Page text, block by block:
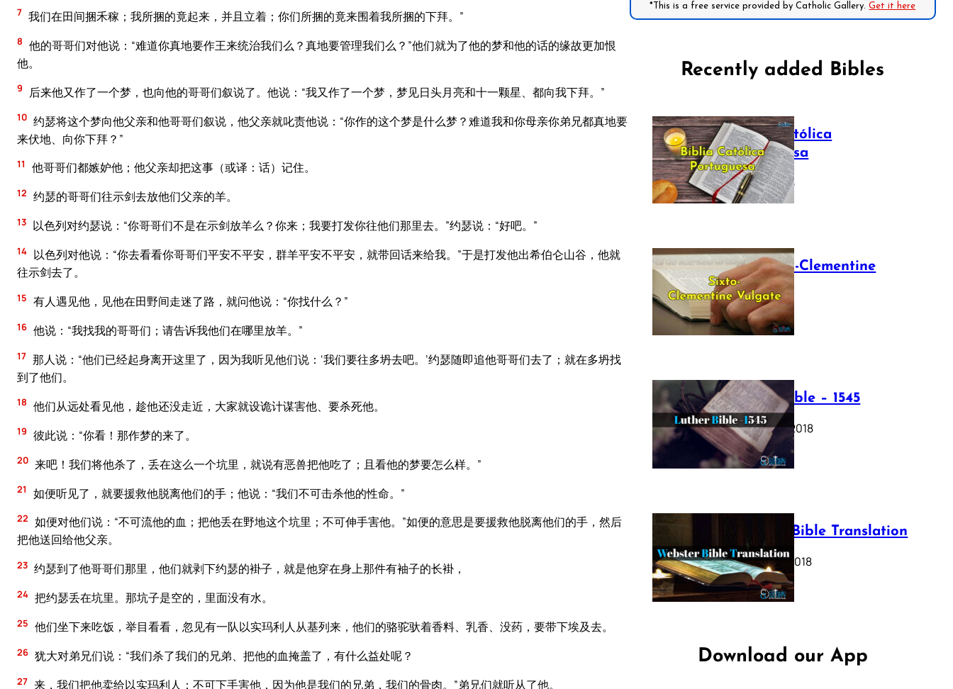
7 我们在田间捆禾稼；我所捆的竟起来，并且立着；你们所捆的竟来围着我所捆的下拜。”
8 他的哥哥们对他说：“难道你真地要作王来统治我们么？真地要管理我们么？”他们就为了他的梦和他的话的缘故更加恨
他。
9 后来他又作了一个梦，也向他的哥哥们叙说了。他说：“我又作了一个梦，梦见日头月亮和十一颗星、都向我下拜。”
10 约瑟将这个梦向他父亲和他哥哥们叙说，他父亲就叱责他说：“你作的这个梦是什么梦？难道我和你母亲你弟兄都真地要
来伏地、向你下拜？”
11 他哥哥们都嫉妒他；他父亲却把这事（或译：话）记住。
12 约瑟的哥哥们往示剑去放他们父亲的羊。
13 以色列对约瑟说：“你哥哥们不是在示剑放羊么？你来；我要打发你往他们那里去。”约瑟说：“好吧。”
14 以色列对他说：“你去看看你哥哥们平安不平安，群羊平安不平安，就带回话来给我。”于是打发他出希伯仑山谷，他就
往示剑去了。
15 有人遇见他，见他在田野间走迷了路，就问他说：“你找什么？”
16 他说：“我找我的哥哥们；请告诉我他们在哪里放羊。”
17 那人说：“他们已经起身离开这里了，因为我听见他们说：‘我们要往多坍去吧。’约瑟随即追他哥哥们去了；就在多坍找
到了他们。
18 他们从远处看见他，趁他还没走近，大家就设诡计谋害他、要杀死他。
19 彼此说：“你看！那作梦的来了。
20 来吧！我们将他杀了，丢在这么一个坑里，就说有恶兽把他吃了；且看他的梦要怎么样。”
21 如便听见了，就要援救他脱离他们的手；他说：“我们不可击杀他的性命。”
22 如便对他们说：“不可流他的血；把他丢在野地这个坑里；不可伸手害他。”如便的意思是要援救他脱离他们的手，然后
把他送回给他父亲。
23 约瑟到了他哥哥们那里，他们就剥下约瑟的褂子，就是他穿在身上那件有袖子的长褂，
24 把约瑟丢在坑里。那坑子是空的，里面没有水。
25 他们坐下来吃饭，举目看看，忽见有一队以实玛利人从基列来，他们的骆驼驮着香料、乳香、没药，要带下埃及去。
26 犹大对弟兄们说：“我们杀了我们的兄弟、把他的血掩盖了，有什么益处呢？
27 来，我们把他卖给以实玛利人；不可下手害他，因为他是我们的兄弟，我们的骨肉。”弟兄们就听从了他。
*This is a free service provided by Catholic Gallery.Get it here
Recently added Bibles
Bíblia Católica
Portuguesa
July 16, 2025
The Sixto-Clementine
Vulgate
July 12, 2025
Luther Bible – 1545
October 17, 2018
Webster Bible Translation
October 11, 2018
Download our App